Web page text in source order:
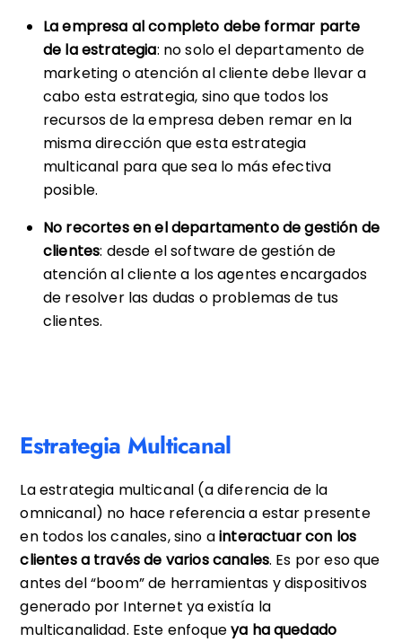
La empresa al completo debe formar parte
de la estrategia: no solo el departamento de
marketing o atención al cliente debe llevar a
cabo esta estrategia, sino que todos los
recursos de la empresa deben remar en la
misma dirección que esta estrategia
multicanal para que sea lo más efectiva
posible.
No recortes en el departamento de gestión de
clientes: desde el software de gestión de
atención al cliente a los agentes encargados
de resolver las dudas o problemas de tus
clientes.
Estrategia Multicanal
La estrategia multicanal (a diferencia de la
omnicanal) no hace referencia a estar presente
en todos los canales, sino ainteractuar con los
clientes a través de varios canales. Es por eso que
antes del “boom” de herramientas y dispositivos
generado por Internet ya existía la
multicanalidad. Este enfoqueya ha quedado